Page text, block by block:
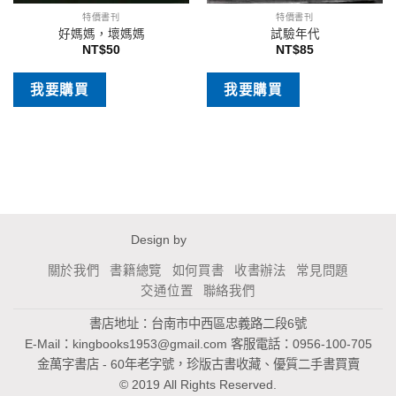
特價書刊
好媽媽，壞媽媽
NT$50
我要購買
特價書刊
試驗年代
NT$85
我要購買
Design by
關於我們 書籍總覽 如何買書 收書辦法
常見問題
交通位置
聯絡我們
書店地址：台南市中西區忠義路二段6號
E-Mail： kingbooks1953@gmail.com 客服電話：0956-100-705
金萬字書店 - 60年老字號，珍版古書收藏、優質二手書買賣
© 2019 All Rights Reserved.